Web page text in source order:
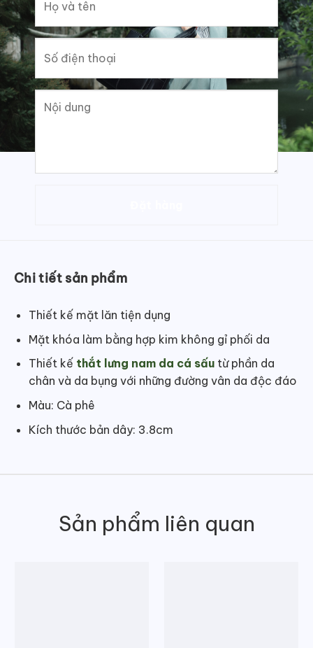
Chi tiết sản phẩm
Thiết kế mặt lăn tiện dụng
Mặt khóa làm bằng hợp kim không gỉ phối da
Thiết kế thắt lưng nam da cá sấutừ phần da
chân và da bụng với những đường vân da độc đáo
Màu: Cà phê
Kích thước bản dây: 3.8cm
Sản phẩm liên quan